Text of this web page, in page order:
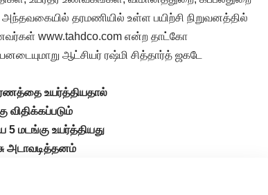
அந்தவகையில் தரமணியில் உள்ள பயிற்சி நிறுவனத்தில்
www.tahdco.com என்ற தாட்கோ
ஆட்சியர் ரஷ்மி சித்தார்த் ஜகடே
உயர்த்தியதால்
விதிக்கப்படும்
மடங்கு உயர்த்தியது
அடாவடித்தனம்